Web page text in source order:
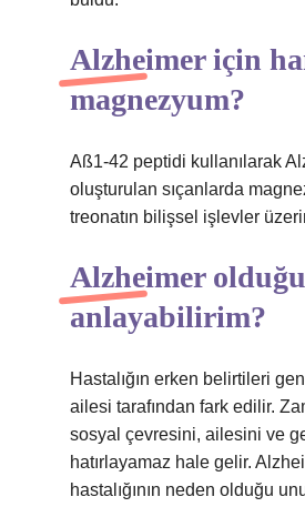
Alzheimer için
magnezyum?
Aß1-42 peptidi kullanılarak
oluşturulan sıçanlarda
treonatın bilişsel işlevler
Alzheimer
anlayabilirim?
Hastalığın erken belirtileri
ailesi tarafından fark edilir.
sosyal çevresini, ailesini ve
hatırlayamaz hale gelir.
hastalığının neden olduğu